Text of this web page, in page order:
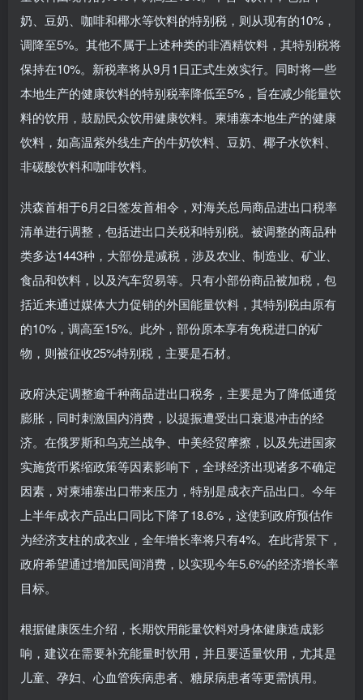
奶、豆奶、咖啡和椰水等饮料的特别税，则从现有的10%，
调降至5%。其他不属于上述种类的非酒精饮料，其特别税将
保持在10%。新税率将从9月1日正式生效实行。同时将一些
本地生产的健康饮料的特别税率降低至5%，旨在减少能量饮
料的饮用，鼓励民众饮用健康饮料。柬埔寨本地生产的健康
饮料，如高温紫外线生产的牛奶饮料、豆奶、椰子水饮料、
非碳酸饮料和咖啡饮料。
洪森首相于6月2日签发首相令，对海关总局商品进出口税率
清单进行调整，包括进出口关税和特别税。被调整的商品种
类多达1443种，大部份是减税，涉及农业、制造业、矿业、
食品和饮料，以及汽车贸易等。只有小部份商品被加税，包
括近来通过媒体大力促销的外国能量饮料，其特别税由原有
的10%，调高至15%。此外，部份原本享有免税进口的矿
物，则被征收25%特别税，主要是石材。
政府决定调整逾千种商品进出口税务，主要是为了降低通货
膨胀，同时刺激国内消费，以提振遭受出口衰退冲击的经
济。在俄罗斯和乌克兰战争、中美经贸摩擦，以及先进国家
实施货币紧缩政策等因素影响下，全球经济出现诸多不确定
因素，对柬埔寨出口带来压力，特别是成衣产品出口。今年
上半年成衣产品出口同比下降了18.6%，这使到政府预估作
为经济支柱的成衣业，全年增长率将只有4%。在此背景下，
政府希望通过增加民间消费，以实现今年5.6%的经济增长率
目标。
根据健康医生介绍，长期饮用能量饮料对身体健康造成影
响，建议在需要补充能量时饮用，并且要适量饮用，尤其是
儿童、孕妇、心血管疾病患者、糖尿病患者等更需慎用。